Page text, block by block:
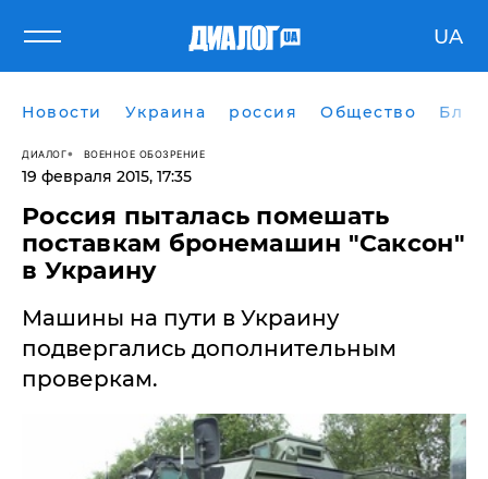
UA
Новости Украина россия Общество
ДИАЛОГ ВОЕННОЕ ОБОЗРЕНИЕ
19 февраля 2015, 17:35
Россия пыталась помешать
поставкам бронемашин "Саксон"
в Украину
Машины на пути в Украину
подвергались дополнительным
проверкам.